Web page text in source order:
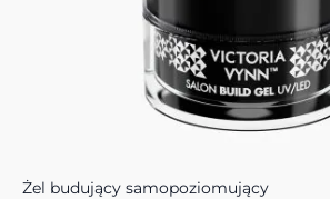
Żel budujący samopoziomujący